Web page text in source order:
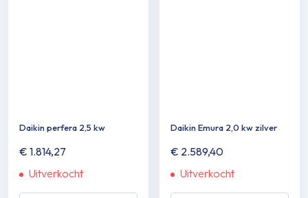
Daikin perfera 2,5 kw
€ 1.814,27
Uitverkocht
Daikin Emura 2,0 kw zilver
€ 2.589,40
Uitverkocht